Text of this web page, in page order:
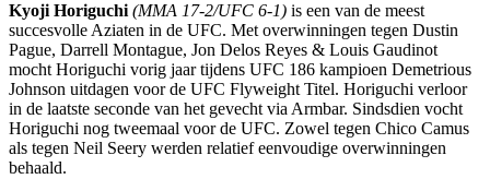
Kyoji Horiguchi (MMA 17-2/UFC 6-1) is een van de meest
succesvolle Aziaten in de UFC. Met overwinningen tegen Dustin
Pague, Darrell Montague, Jon Delos Reyes & Louis Gaudinot
mocht Horiguchi vorig jaar tijdens UFC 186 kampioen Demetrious
Johnson uitdagen voor de UFC Flyweight Titel. Horiguchi verloor
in de laatste seconde van het gevecht via Armbar. Sindsdien vocht
Horiguchi nog tweemaal voor de UFC. Zowel tegen Chico Camus
als tegen Neil Seery werden relatief eenvoudige overwinningen
behaald.